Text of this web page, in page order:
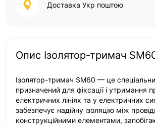
Доставка Укр поштою
Опис Ізолятор-тримач
Ізолятор-тримач SM60 — це
призначений для фіксації і утримання
електричних лініях та у електричних
забезпечує надійну ізоляцію між
конструкційними елементами,